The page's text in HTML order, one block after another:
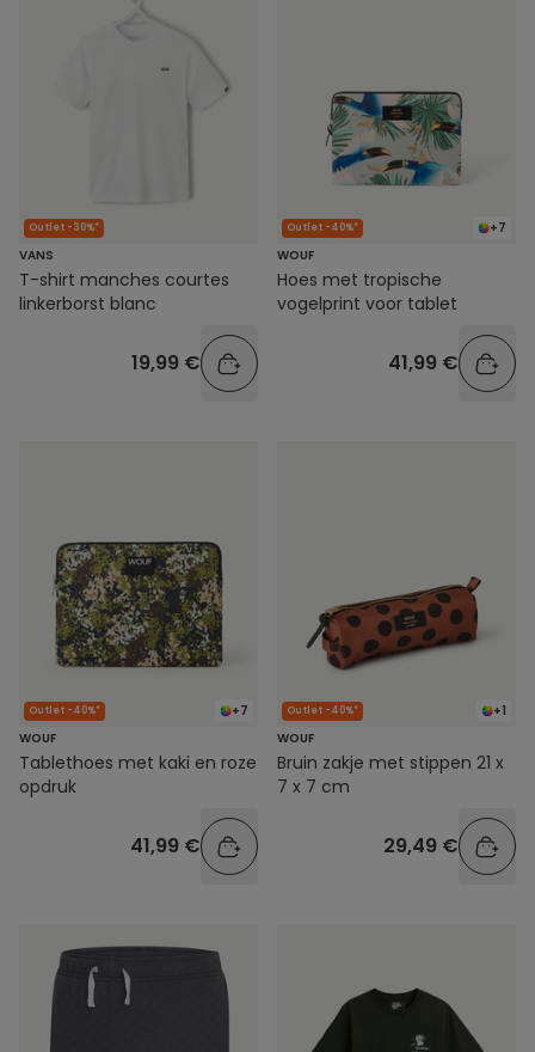
Outlet -30%*
VANS
T-shirt manches courtes
linkerborst blanc
19,99 €
+7
Outlet -40%*
WOUF
Hoes met tropische
vogelprint voor tablet
41,99 €
+7
Outlet -40%*
WOUF
Tablethoes met kaki en roze
opdruk
41,99 €
+1
Outlet -40%*
WOUF
Bruin zakje met stippen 21 x
7 x 7 cm
29,49 €